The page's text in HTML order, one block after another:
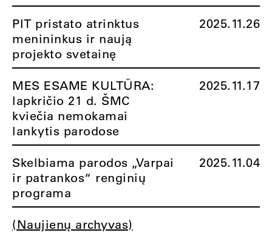
PIT pristato atrinktus
menininkus ir naują
projekto svetainę
2025.11.26
MES ESAME KULTŪRA:
lapkričio 21 d. ŠMC
kviečia nemokamai
lankytis parodose
2025.11.17
Skelbiama parodos „Varpai
ir patrankos“ renginių
programa
2025.11.04
(Naujienų archyvas)